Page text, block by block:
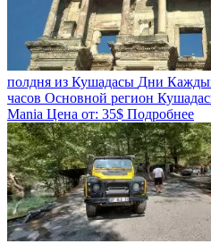
полдня из Кушадасы Дни
часов Основной регион
Mania Цена от: 35$ Подробнее